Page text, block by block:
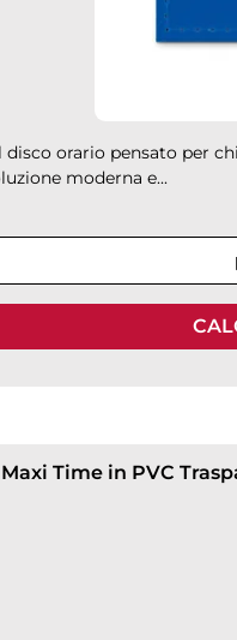
disco orario pensato per
moderna e...
Time in PVC